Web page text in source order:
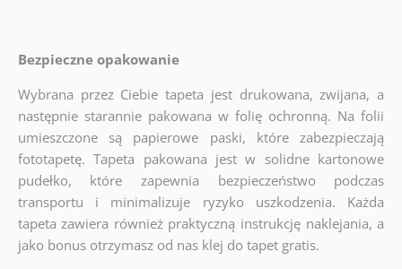
Bezpieczne opakowanie
Wybrana przez Ciebie tapeta jest drukowana, zwijana, a
następnie starannie pakowana w folię ochronną. Na folii
umieszczone są papierowe paski, które zabezpieczają
fototapetę. Tapeta pakowana jest w solidne kartonowe
pudełko, które zapewnia bezpieczeństwo podczas
transportu i minimalizuje ryzyko uszkodzenia. Każda
tapeta zawiera również praktyczną instrukcję naklejania, a
jako bonus otrzymasz od nas klej do tapet gratis.